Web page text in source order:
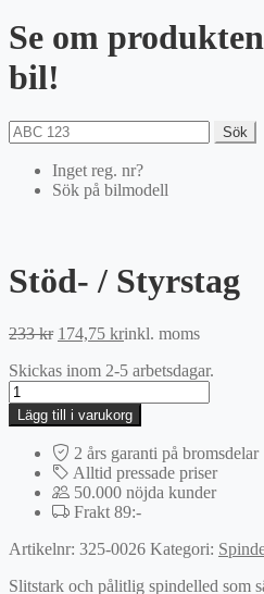
Se om
bil!
Sök
Inget reg. nr?
Sök på bilmodell
Stöd- / Styrstag
233kr Det
priset
233 kr.
174,75 krDet
priset
174,75 kr.
inkl. moms
Skickas inom 2-5 arbetsdagar.
Stöd-
/
Styrstag
mängd
Lägg till i varukorg
2 års garanti på bromsdelar
Alltid pressade priser
50.000 nöjda kunder
Frakt 89:-
Artikelnr: 325-0026 Kategori:
Slitstark och pålitlig spindelled som